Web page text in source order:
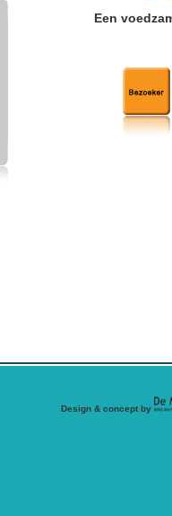
Een
Design & concept by